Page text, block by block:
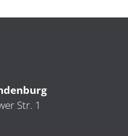
Str. 1